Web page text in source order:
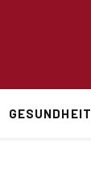
GESUNDHEIT